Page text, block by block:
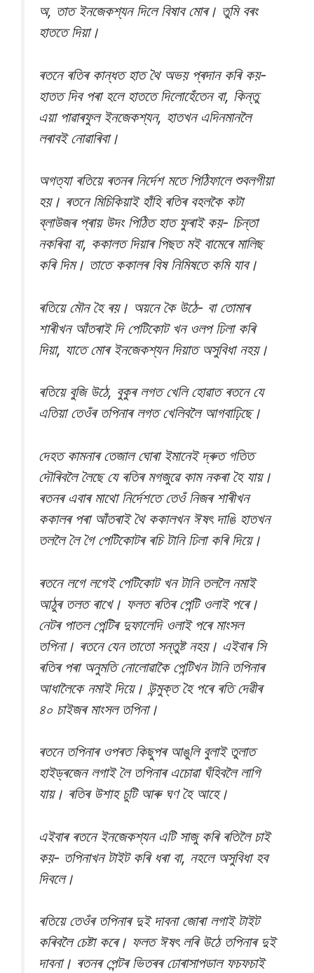
অ, তাত ইনজেকশ্যন দিলে বিষাব মোৰ। তুমি বৰং
হাততে দিয়া।
ৰতনে ৰতিৰ কান্ধত হাত থৈ অভয় প্ৰদান কৰি কয়-
হাতত দিব পৰা হলে হাততে দিলোহেঁতেন বা, কিন্তু
এয়া পাৱাৰফুল ইনজেকশ্যন, হাতখন এদিনমানলৈ
লৰাবই নোৱাৰিবা।
অগত্যা ৰতিয়ে ৰতনৰ নিৰ্দেশ মতে পিঠিফালে শুবলগীয়া
হয়। ৰতনে মিচিকিয়াই হাঁহি ৰতিৰ বহলকৈ কটা
ব্লাউজৰ প্ৰায় উদং পিঠিত হাত ফুৰাই কয়- চিন্তা
নকৰিবা বা, ককালত দিয়াৰ পিছত মই বামেৰে মালিছ
কৰি দিম। তাতে ককালৰ বিষ নিমিষতে কমি যাব।
ৰতিয়ে মৌন হৈ ৰয়। অয়নে কৈ উঠে- বা তোমাৰ
শাৰীখন আঁতৰাই দি পেটিকোট খন ওলপ ঢিলা কৰি
দিয়া, যাতে মোৰ ইনজেকশ্যন দিয়াত অসুবিধা নহয়।
ৰতিয়ে বুজি উঠে, বুকুৰ লগত খেলি হোৱাত ৰতনে যে
এতিয়া তেওঁৰ তপিনাৰ লগত খেলিবলৈ আগবাঢ়িছে।
দেহত কামনাৰ তেজাল ঘোৰা ইমানেই দ্ৰুত গতিত
দৌৰিবলৈ লৈছে যে ৰতিৰ মগজুৱে কাম নকৰা হৈ যায়।
ৰতনৰ এবাৰ মাথো নিৰ্দেশতে তেওঁ নিজৰ শাৰীখন
ককালৰ পৰা আঁতৰাই থৈ ককালখন ঈষৎ দাঙি হাতখন
তললৈ লৈ গৈ পেটিকোটৰ ৰচি টানি ঢিলা কৰি দিয়ে।
ৰতনে লগে লগেই পেটিকোট খন টানি তললৈ নমাই
আঠুৰ তলত ৰাখে। ফলত ৰতিৰ পেন্টি ওলাই পৰে।
নেটৰ পাতল পেন্টিৰ দুফালেদি ওলাই পৰে মা‌ংসল
তপিনা। ৰতনে যেন তাতো সন্তুষ্ট নহয়। এইবাৰ সি
ৰতিৰ পৰা অনুমতি নোলোৱাকৈ পেন্টিখন টানি তপিনাৰ
আধালৈকে নমাই দিয়ে। উন্মুক্ত হৈ পৰে ৰতি দেৱীৰ
৪০ চাইজৰ মাংসল তপিনা।
ৰতনে তপিনাৰ ওপৰত কিছুপৰ আঙুলি বুলাই তুলাত
হাইড্ৰজেন লগাই লৈ তপিনাৰ এচোৱা ঘঁহিবলৈ লাগি
যায়। ৰতিৰ উশাহ চুটি আৰু ঘণ হৈ আহে।
এইবাৰ ৰতনে ইনজেকশ্যন এটি সাজু কৰি ৰতিলৈ চাই
কয়- তপিনাখন টাইট কৰি ধৰা বা, নহলে অসুবিধা হব
দিবলে।
ৰতিয়ে তেওঁৰ তপিনাৰ দুই দাবনা জোৰা লগাই টাইট
কৰিবলৈ চেষ্টা কৰে। ফলত ঈষৎ লৰি উঠে তপিনাৰ দুই
দাবনা। ৰতনৰ পেন্টৰ ভিতৰৰ ঢোৰাসাপডাল ফচফচাই